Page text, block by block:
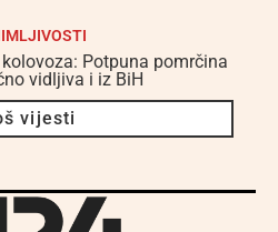
Potpuna pomrčina
vidljiva i iz BiH
vijesti